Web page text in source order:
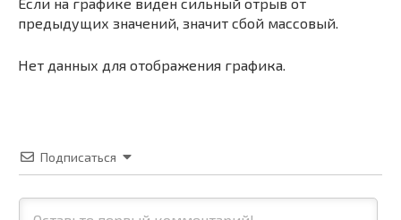
предыдущих значений, значит сбой массовый.
Нет данных для отображения графика.
Подписаться